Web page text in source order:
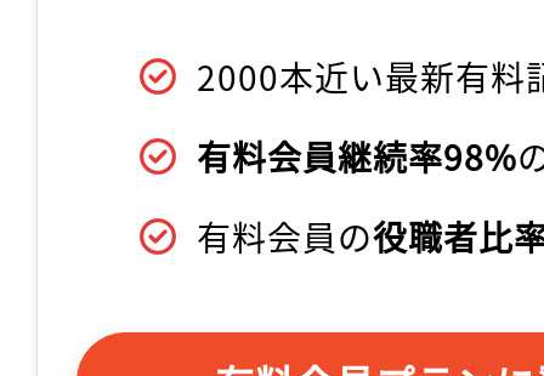
2000本近い最新有料
有料会員継続率98%
有料会員の役職者比